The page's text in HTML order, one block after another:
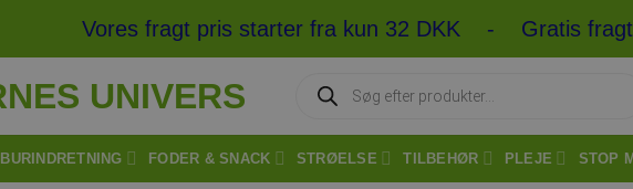
Vores fragt pris starter fra kun 32 DKK - Gratis fragt
search
BURINDRETNING FODER & SNACK STRØELSE TILBEHØR PLEJE STOP